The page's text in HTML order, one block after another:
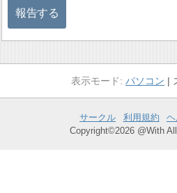
報告する
パソコン
サークル 利用規約
Copyright©2026 @With